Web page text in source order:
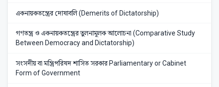
একনায়কতন্ত্রের দোষাবলি (Demerits of Dictatorship)
গণতন্ত্র ও একনায়কতন্ত্রের তুলনামূলক আলোচনা (Comparative Study
Between Democracy and Dictatorship)
সংসদীয় বা মন্ত্রিপরিষদ শাসিত সরকার Parliamentary or Cabinet
Form of Government